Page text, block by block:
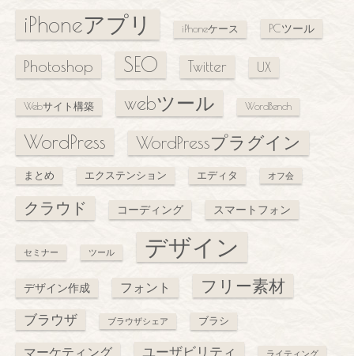
iPhoneアプリ
iPhoneケース PCツール
Photoshop SEO Twitter UX
Webサイト構築 webツール WordBench
WordPress WordPressプラグイン
まとめ エクステンション エディタ オフ会
クラウド コーディング スマートフォン
セミナー ツール デザイン
デザイン作成 フォント フリー素材
ブラウザ ブラウザシェア ブラシ
マーケティング ユーザビリティ ライティング